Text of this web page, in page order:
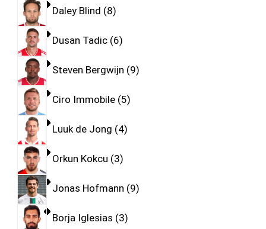
Daley Blind 8
Dusan Tadic 6
Steven Bergwijn 9
Ciro Immobile 5
Luuk de Jong 4
Orkun Kokcu 3
Jonas Hofmann 9
Borja Iglesias 3